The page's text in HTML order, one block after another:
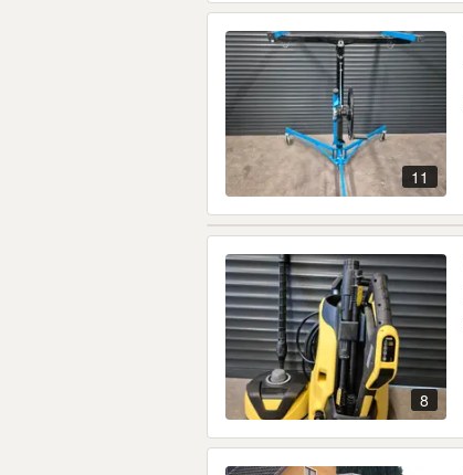
11
8